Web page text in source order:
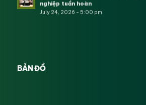
nghiệp tuần hoàn
July 24, 2026 - 5:00 pm
BẢN ĐỒ